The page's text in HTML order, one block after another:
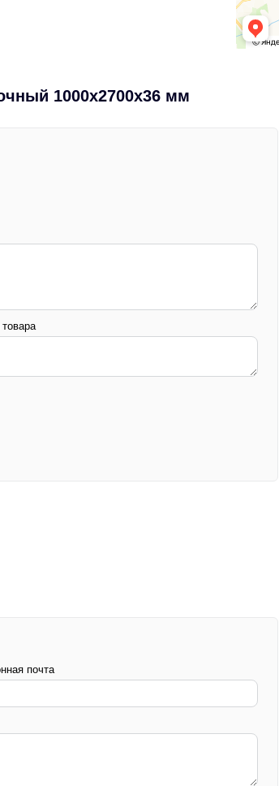
1000х2700х36 мм
почта